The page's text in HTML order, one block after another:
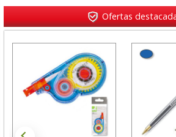
Ofertas